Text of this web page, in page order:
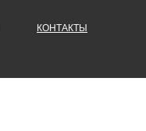
КОНТАКТЫ